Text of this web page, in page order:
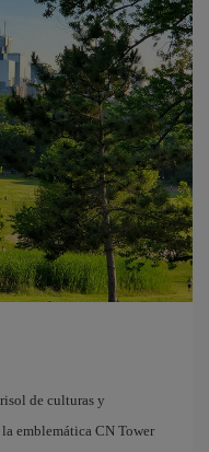
de culturas y
emblemática CN Tower